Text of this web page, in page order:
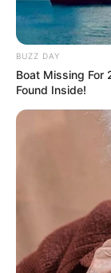
BUZZ DAY
Boat Missing For
Found Inside!